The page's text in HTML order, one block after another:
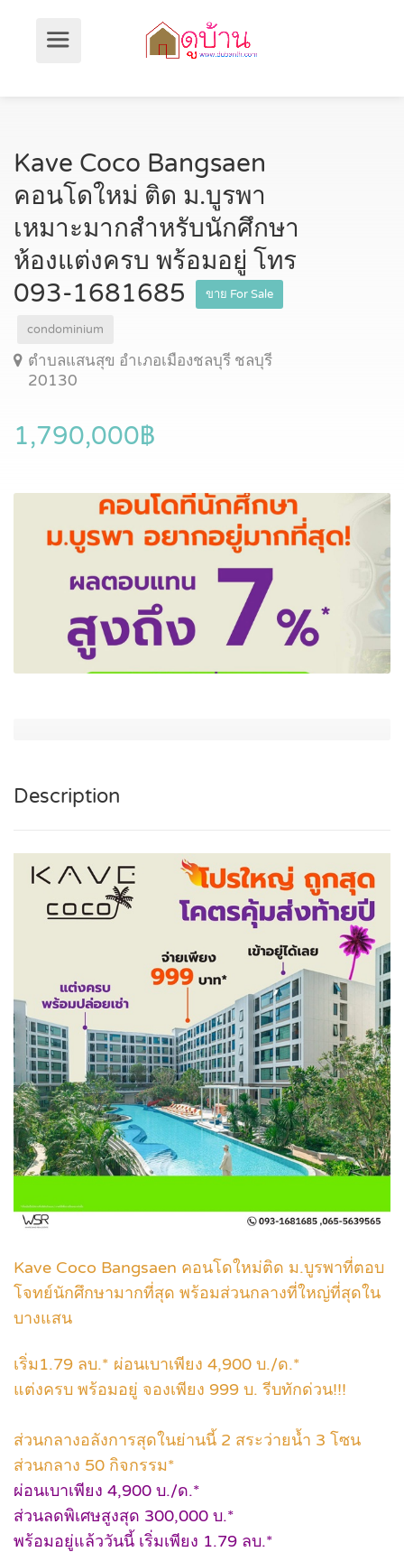
Kave Coco Bangsaen
คอนโดใหม่ ติด ม.บูรพา
เหมาะมากสำหรับนักศึกษา
ห้องแต่งครบ พร้อมอยู่ โทร
093-1681685
ขาย For Sale
condominium
ตำบลแสนสุข อำเภอเมืองชลบุรี ชลบุรี
20130
1,790,000฿
Description
Kave Coco Bangsaen คอนโดใหม่ติด ม.บูรพาที่ตอบ
โจทย์นักศึกษามากที่สุด พร้อมส่วนกลางที่ใหญ่ที่สุดใน
บางแสน
เริ่ม1.79 ลบ.* ผ่อนเบาเพียง 4,900 บ./ด.*
แต่งครบ พร้อมอยู่ จองเพียง 999 บ. รีบทักด่วน!!!
ส่วนกลางอลังการสุดในย่านนี้ 2 สระว่ายน้ำ 3 โซน
ส่วนกลาง 50 กิจกรรม*
ผ่อนเบาเพียง 4,900 บ./ด.*
ส่วนลดพิเศษสูงสุด 300,000 บ.*
พร้อมอยู่แล้ววันนี้ เริ่มเพียง 1.79 ลบ.*